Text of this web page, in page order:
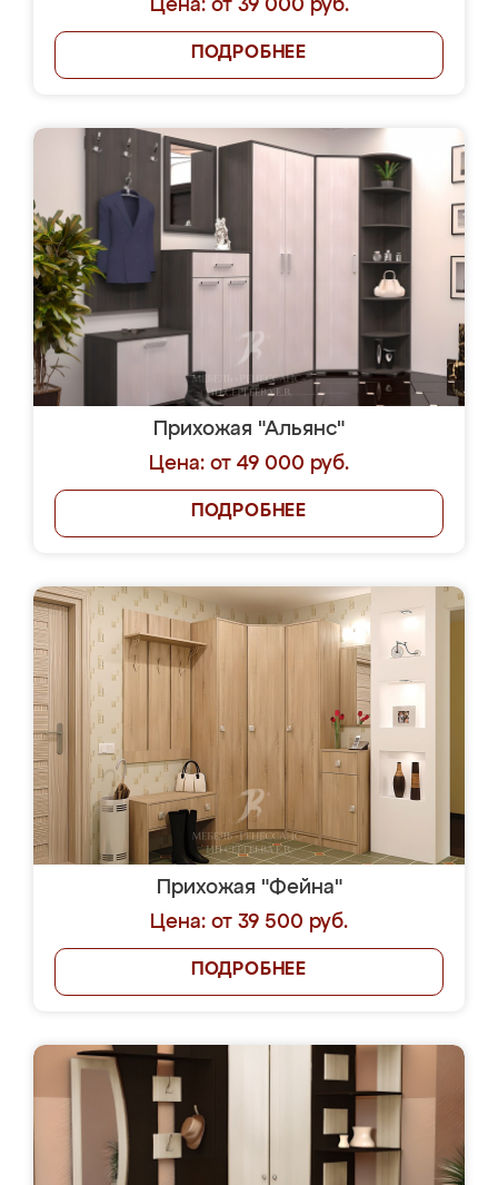
Цена: от 39 000 руб.
ПОДРОБНЕЕ
Прихожая "Альянс"
Цена: от 49 000 руб.
ПОДРОБНЕЕ
Прихожая "Фейна"
Цена: от 39 500 руб.
ПОДРОБНЕЕ